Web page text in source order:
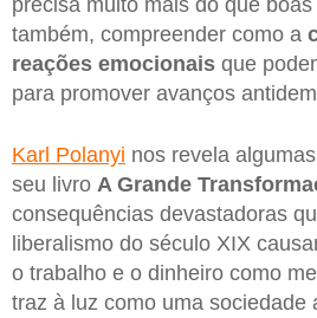
precisa muito mais do que
também, compreender como a
reações emocionais que
para promover avanços
Karl Polanyi nos revela
seu livro A Grande
consequências devastadoras
liberalismo do século XIX
o trabalho e o dinheiro como
traz à luz como uma sociedade